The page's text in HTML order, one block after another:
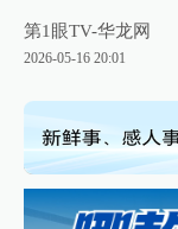
第1眼TV-华龙网
2026-05-16 20:01